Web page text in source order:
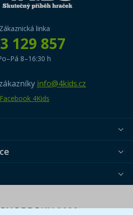
Zákaznická linka
129 857
8–16:30 h
info@4kids.cz
Facebook 4Kids